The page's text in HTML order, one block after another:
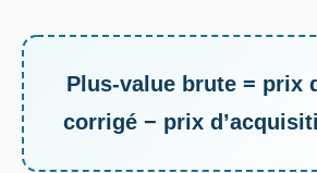
Plus-value brute = prix
corrigé − prix